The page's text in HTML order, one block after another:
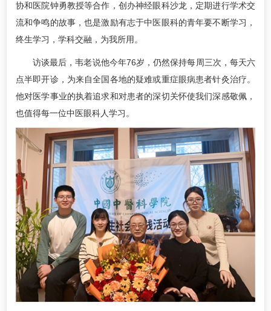
协和医院钟勇教授等合作，创办神经眼科沙龙，定期进行学术交
流和争鸣的故事，也是激励有志于中医眼科的青年要不断学习，
终生学习，学科交融，为我所用。
访谈最后，韦老说他今年76岁，仍然保持每周三次，每天六
点半即开诊，为来自全国各地的疑难或重症眼病患者针灸治疗。
他对医学事业的执着追求和对患者的深切关怀使我们深感敬佩，
也值得每一位中医眼科人学习。